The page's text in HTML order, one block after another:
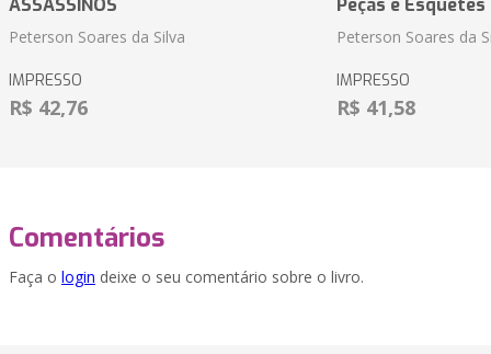
ASSASSINOS
Peterson Soares da Silva
IMPRESSO
R$ 42,76
Peças e
Peterson Soares da
IMPRESSO
R$ 41,58
Comentários
Faça o login deixe o seu comentário sobre o livro.